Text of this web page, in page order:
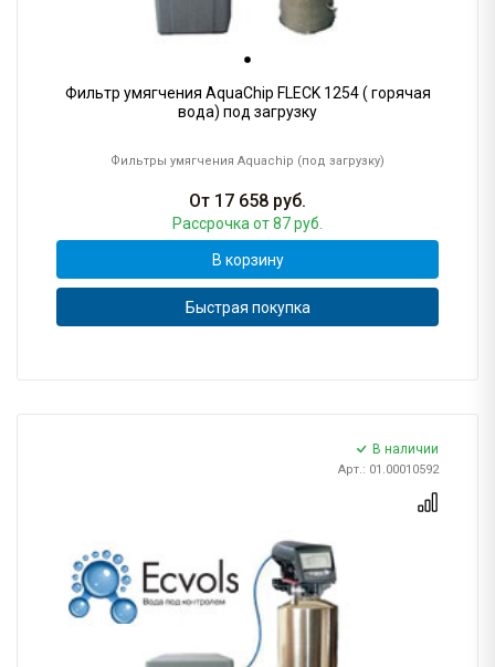
Фильтр умягчения AquaChip FLECK 1254 ( горячая
вода) под загрузку
Фильтры умягчения Aquachip (под загрузку)
От 17 658 руб.
Рассрочка от 87 руб.
В корзину
Быстрая покупка
В наличии
Арт.: 01.00010592